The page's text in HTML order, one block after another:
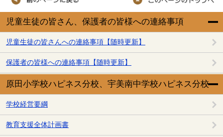
児童生徒の皆さん、保護者の皆様への連絡事項
児童生徒の皆さんへの連絡事項【随時更新】
保護者の皆様への連絡事項【随時更新】
原田小学校ハピネス分校、宇美南中学校ハピネス分校
学校経営要綱
教育支援全体計画書